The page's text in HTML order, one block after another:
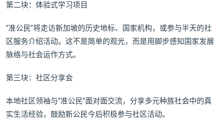
第二块：体验式学习项目
“准公民”将走访新加坡的历史地标、国家机构，或参与半天的社
区服务介绍活动。这不是简单的观光，而是用脚步感知国家发展
脉络与社会运作方式。
第三块：社区分享会
本地社区领袖与“准公民”面对面交流，分享多元种族社会中的真
实生活经验，鼓励新公民今后积极参与社区活动。